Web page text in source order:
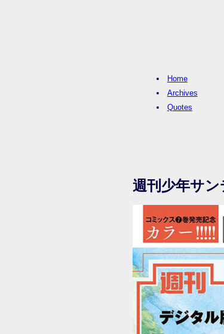
Home
Archives
Quotes
週刊少年サン